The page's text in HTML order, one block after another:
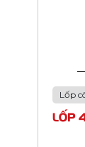
Lốp
LỐP